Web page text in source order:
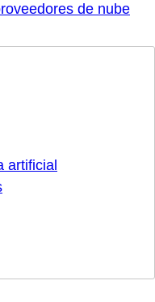
de nube
artificial